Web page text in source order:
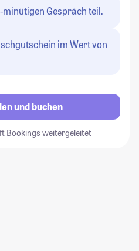
minütigen Gespräch teil.
im Wert von
und buchen
Bookings weitergeleitet